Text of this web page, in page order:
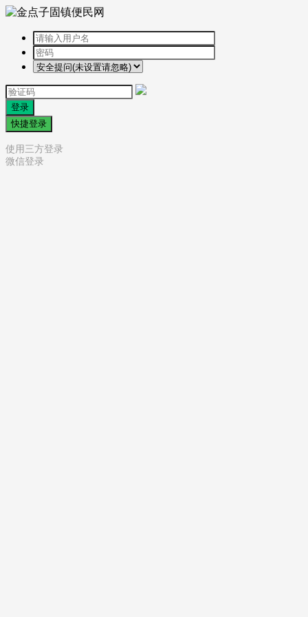
登录
快捷登录
使用三方登录
微信登录